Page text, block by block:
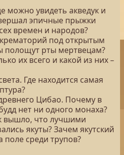
можно увидеть акведук и
эпичные прыжки
времен и народов?
под открытым
полощут рты мертвецам?
их всего и какой из них –
Где находится самая
Цибао. Почему в
нет ни одного монаха?
вышло, что лучшими
якуты? Зачем якутский
поле среди трупов?